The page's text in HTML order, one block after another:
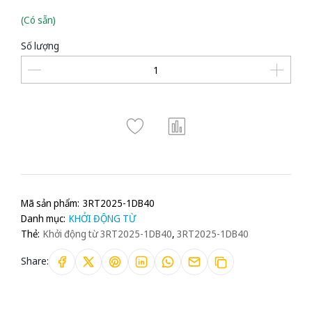
(Có sẵn)
Số lượng
Mã sản phẩm: 3RT2025-1DB40
Danh mục: KHỞI ĐỘNG TỪ
Thẻ: Khởi động từ 3RT2025-1DB40, 3RT2025-1DB40
Share: